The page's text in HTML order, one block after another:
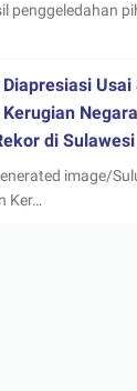
penggeledahan
di
image/
Ker…